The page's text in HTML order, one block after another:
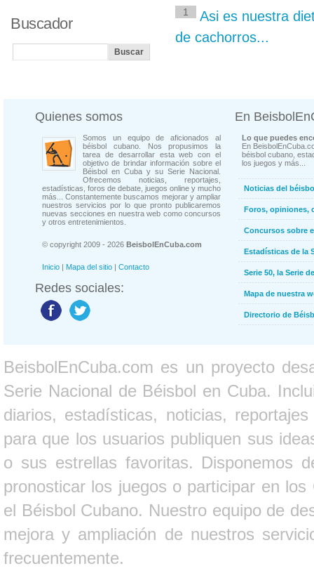
1
Asi es nuestra
de cachorros...
Buscador
Quienes somos
Somos un equipo de aficionados al
béisbol cubano. Nos propusimos la
tarea de desarrollar esta web con el
objetivo de brindar información sobre el
Béisbol en Cuba y su Serie Nacional.
Ofrecemos noticias, reportajes,
estadísticas, foros de debate, juegos online y mucho
más... Constantemente buscamos mejorar y ampliar
nuestros servicios por lo que pronto publicaremos
nuevas secciones en nuestra web como concursos
y otros entretenimientos.
© copyright 2009 - 2026 BeisbolEnCuba.com
Inicio | Mapa del sitio | Contacto
Redes sociales:
En
Lo que puedes
En
béisbol cubano,
los juegos y más...
Noticias del
Foros, opiniones,
Concursos sobre
Estadísticas de la
Serie 50, la Serie
Mapa de nuestra
Directorio de
BeisbolEnCuba.com es un proyecto
Serie Nacional de Béisbol en Cuba.
diarios, estadísticas, noticias,
para que los usuarios publiquen sus
o sus estrellas favoritas. Disponemos
pronosticar los juegos o participar en
el Béisbol Cubano. Nuestro equipo de
mejora y ampliación de nuestros
frecuentemente.